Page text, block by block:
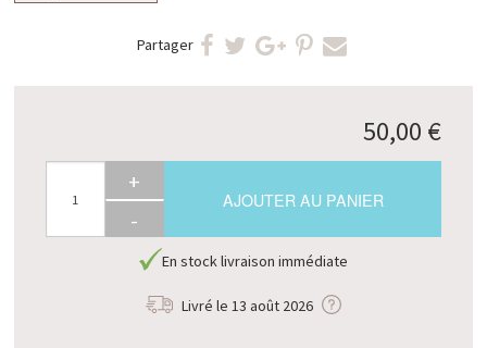
Partager
50,00 €
+
-
AJOUTER AU PANIER
En stock livraison immédiate
Livré le 13 août 2026